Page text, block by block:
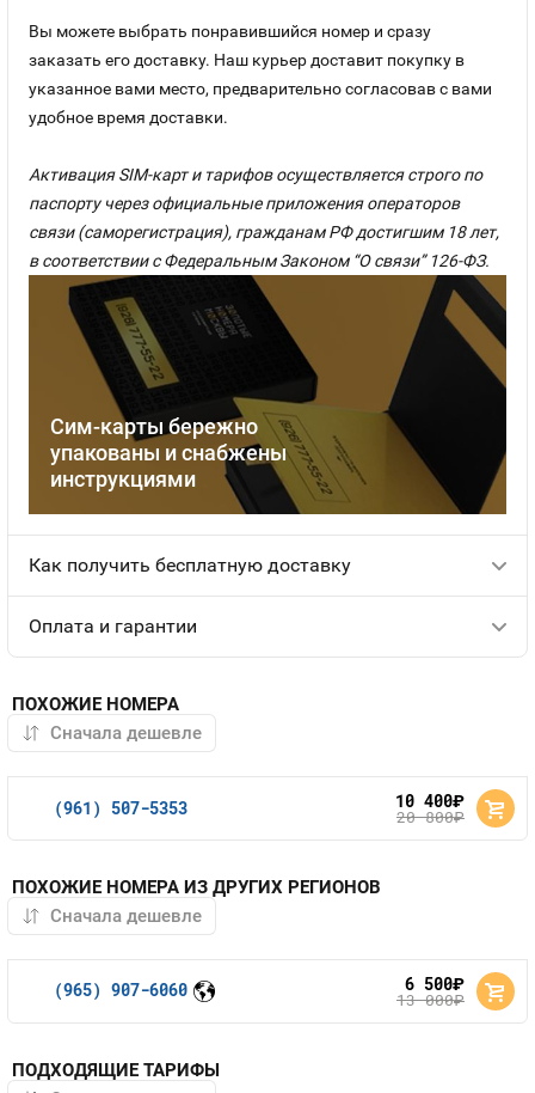
Сим-карты бережно
упакованы и снабжены
инструкциями
Вы можете выбрать понравившийся номер и сразу
заказать его доставку. Наш курьер доставит покупку в
указанное вами место, предварительно согласовав с вами
удобное время доставки.
Активация SIM-карт и тарифов осуществляется строго по
паспорту через официальные приложения операторов
связи (саморегистрация), гражданам РФ достигшим 18 лет,
в соответствии с Федеральным Законом “О связи” 126-ФЗ.
Как получить бесплатную доставку
Оплата и гарантии
ПОХОЖИЕ НОМЕРА
(961) 507-5353 10 400руб.
20 800руб.
ПОХОЖИЕ НОМЕРА ИЗ ДРУГИХ РЕГИОНОВ
(965) 907-6060 6 500руб.
13 000руб.
ПОДХОДЯЩИЕ ТАРИФЫ